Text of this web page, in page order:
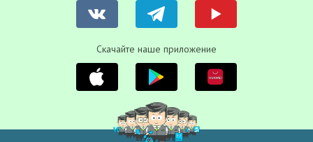
Скачайте наше приложение